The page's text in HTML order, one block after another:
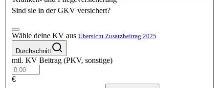
Sind sie in der GKV versichert?
Wähle deine KV aus Übersicht Zusatzbeitrag 2025
Durchschnitt
mtl. KV Beitrag (PKV, sonstige)
€